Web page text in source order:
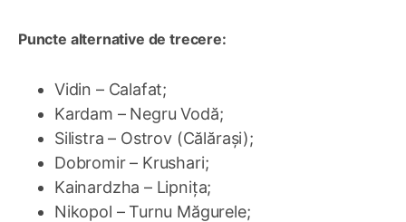
Puncte alternative de trecere:
Vidin – Calafat;
Kardam – Negru Vodă;
Silistra – Ostrov (Călărași);
Dobromir – Krushari;
Kainardzha – Lipnița;
Nikopol – Turnu Măgurele;